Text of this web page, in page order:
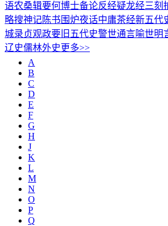
语农桑辑要何博士备论反经疑龙经三刻
略搜神记陈书 围炉夜话中庸茶经新五代
城录 贞观政要 旧五代史警世通言喻世明
辽史儒林外史更多>>
A
B
C
D
E
F
G
H
J
K
L
M
N
O
P
Q